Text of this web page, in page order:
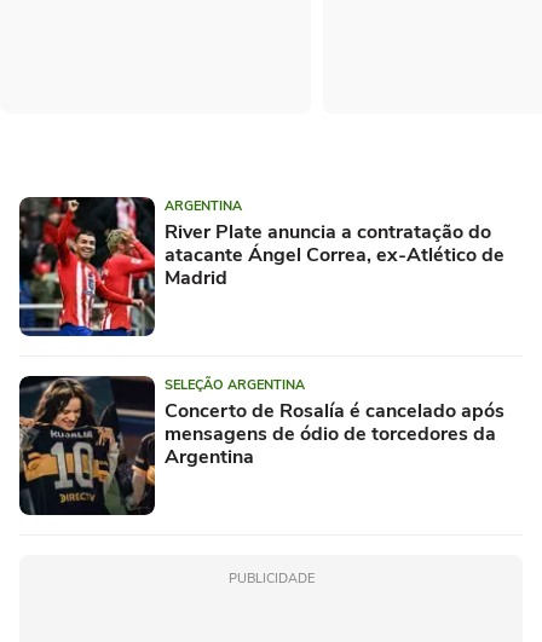
ARGENTINA
River Plate anuncia a contratação do
atacante Ángel Correa, ex-Atlético de
Madrid
SELEÇÃO ARGENTINA
Concerto de Rosalía é cancelado após
mensagens de ódio de torcedores da
Argentina
PUBLICIDADE